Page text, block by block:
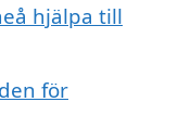
hjälpa till
för